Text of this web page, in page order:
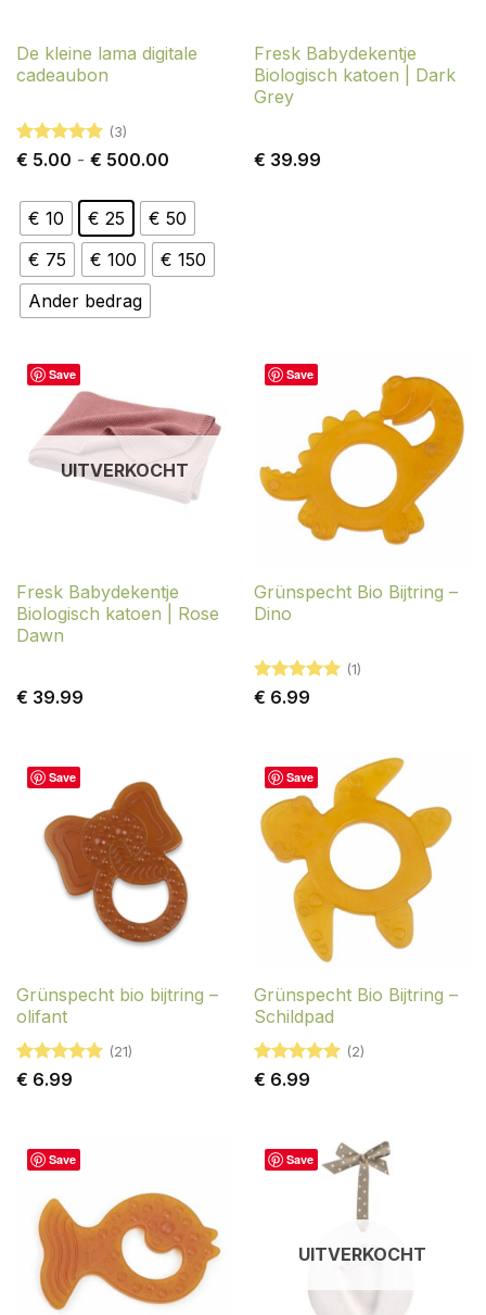
De kleine lama digitale
cadeaubon
Gewaardeerd
(3)
€ 5.00 - € 500.00Prijsklasse:
€ 500.00
€ 10 € 25
€ 50
€ 75
€ 100
€ 150
Ander bedrag
Fresk Babydekentje
Biologisch katoen | Dark
Grey
€ 39.99
Save
UITVERKOCHT
Fresk Babydekentje
Biologisch katoen | Rose
Dawn
€ 39.99
Save
Grünspecht Bio Bijtring –
Dino
Gewaardeerd
(1)
€ 6.99
Save
Grünspecht bio bijtring –
olifant
Gewaardeerd
(21)
€ 6.99
Save
Grünspecht Bio Bijtring –
Schildpad
Gewaardeerd
(2)
€ 6.99
Save Save
UITVERKOCHT